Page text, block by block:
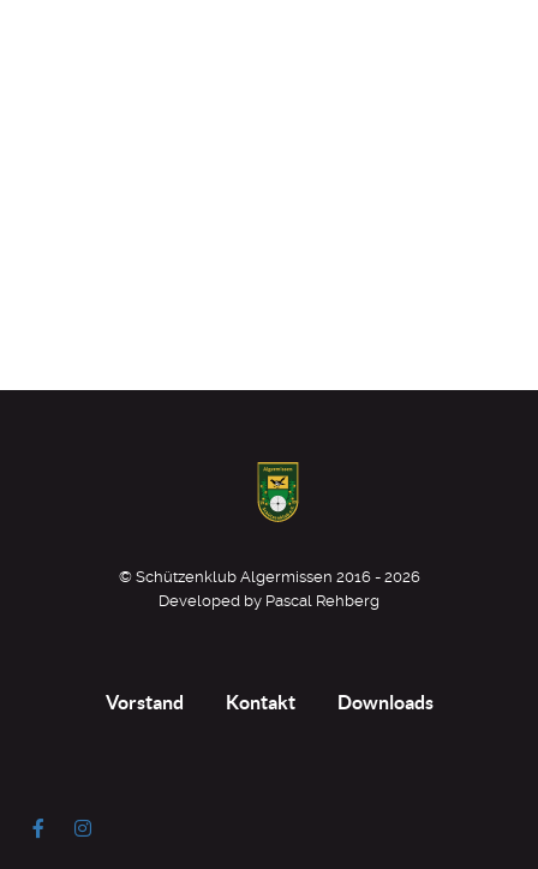
© Schützenklub Algermissen 2016 - 2026
Developed by Pascal Rehberg
Vorstand Kontakt Downloads